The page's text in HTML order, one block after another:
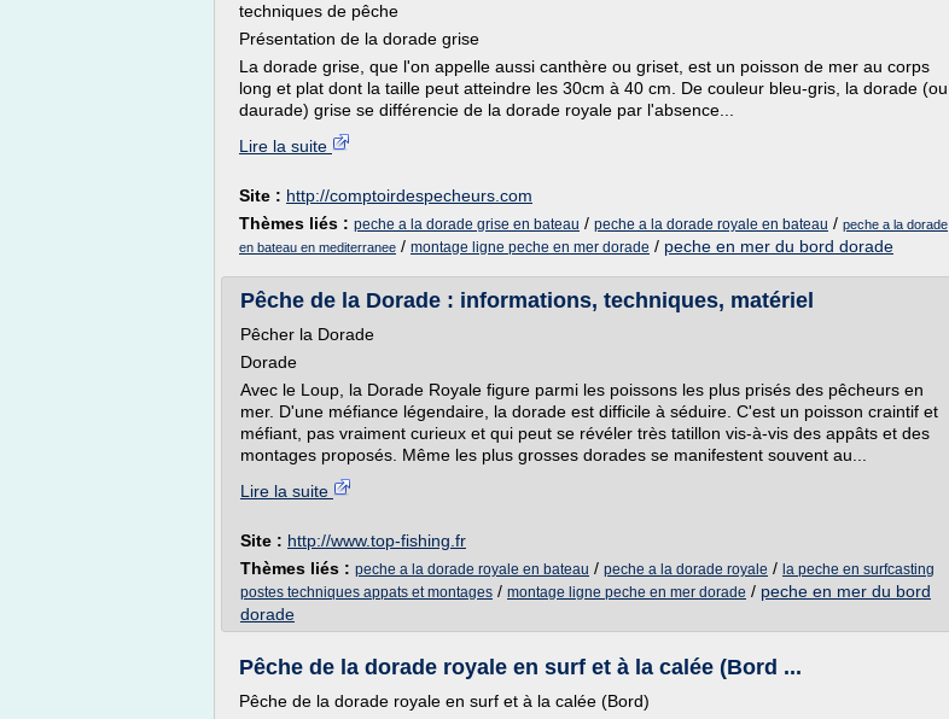
techniques de pêche
Présentation de la dorade grise
La dorade grise, que l'on appelle aussi canthère ou griset, est un poisson de mer au corps
long et plat dont la taille peut atteindre les 30cm à 40 cm. De couleur bleu-gris, la dorade (ou
daurade) grise se différencie de la dorade royale par l'absence...
Lire la suite
Site : http://comptoirdespecheurs.com
Thèmes liés : peche a la dorade grise en bateau / peche a la dorade royale en bateau / peche a la dorade
en bateau en mediterranee / montage ligne peche en mer dorade / peche en mer du bord dorade
Pêche de la Dorade : informations, techniques, matériel
Pêcher la Dorade
Dorade
Avec le Loup, la Dorade Royale figure parmi les poissons les plus prisés des pêcheurs en
mer. D'une méfiance légendaire, la dorade est difficile à séduire. C'est un poisson craintif et
méfiant, pas vraiment curieux et qui peut se révéler très tatillon vis-à-vis des appâts et des
montages proposés. Même les plus grosses dorades se manifestent souvent au...
Lire la suite
Site : http://www.top-fishing.fr
Thèmes liés : peche a la dorade royale en bateau / peche a la dorade royale / la peche en surfcasting
postes techniques appats et montages / montage ligne peche en mer dorade / peche en mer du bord
dorade
Pêche de la dorade royale en surf et à la calée (Bord ...
Pêche de la dorade royale en surf et à la calée (Bord)